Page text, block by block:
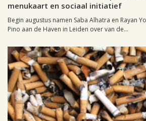
menukaart en sociaal initiatief
Begin augustus namen Saba Alhatra en Rayan
Pino aan de Haven in Leiden over van de...